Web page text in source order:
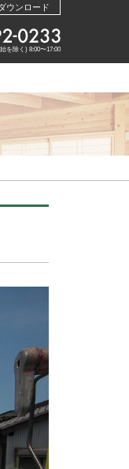
ウンロード
を除く) 8:00〜17:00